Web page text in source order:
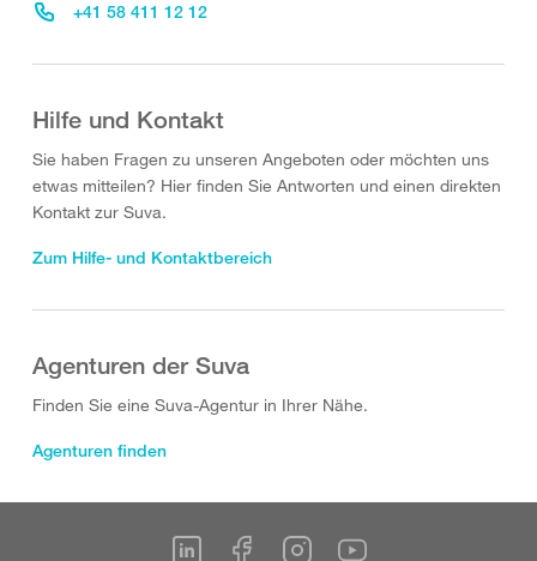
+41 58 411 12 12
Hilfe und Kontakt
Sie haben Fragen zu unseren Angeboten oder möchten uns
etwas mitteilen? Hier finden Sie Antworten und einen direkten
Kontakt zur Suva.
Zum Hilfe- und Kontaktbereich
Agenturen der Suva
Finden Sie eine Suva-Agentur in Ihrer Nähe.
Agenturen finden